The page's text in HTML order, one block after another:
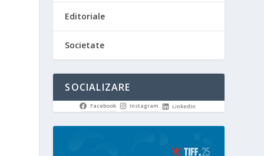
Editoriale
Societate
SOCIALIZARE
Facebook Instagram LinkedIn